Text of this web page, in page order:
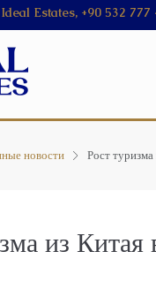
Estates, +90 532 777
новости Рост
из Китая